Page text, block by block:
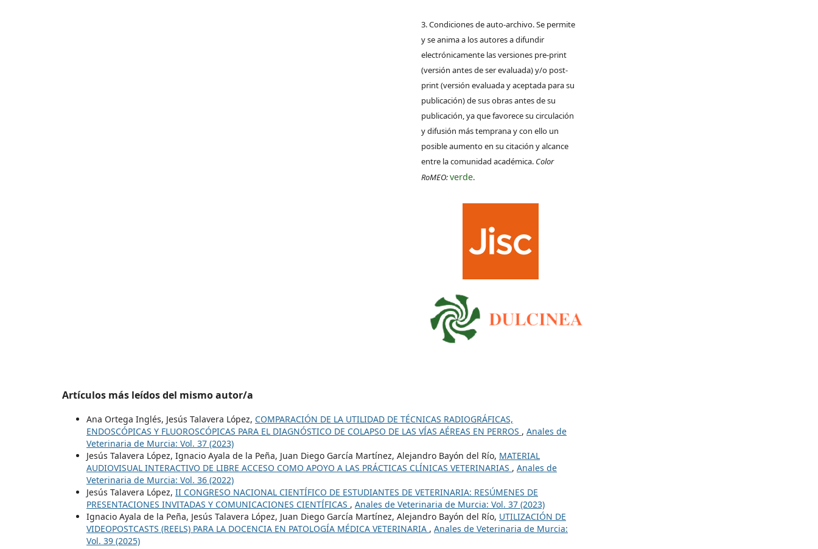
3. Condiciones de auto-archivo. Se permite
y se anima a los autores a difundir
electrónicamente las versiones pre-print
(versión antes de ser evaluada) y/o post-
print (versión evaluada y aceptada para su
publicación) de sus obras antes de su
publicación, ya que favorece su circulación
y difusión más temprana y con ello un
posible aumento en su citación y alcance
entre la comunidad académica. Color
RoMEO:verde.
Artículos más leídos del mismo autor/a
Ana Ortega Inglés, Jesús Talavera López, COMPARACIÓN DE LA UTILIDAD DE TÉCNICAS RADIOGRÁFICAS,
ENDOSCÓPICAS Y FLUOROSCÓPICAS PARA EL DIAGNÓSTICO DE COLAPSO DE LAS VÍAS AÉREAS EN PERROS , Anales de
Veterinaria de Murcia: Vol. 37 (2023)
Jesús Talavera López, Ignacio Ayala de la Peña, Juan Diego García Martínez, Alejandro Bayón del Río, MATERIAL
AUDIOVISUAL INTERACTIVO DE LIBRE ACCESO COMO APOYO A LAS PRÁCTICAS CLÍNICAS VETERINARIAS , Anales de
Veterinaria de Murcia: Vol. 36 (2022)
Jesús Talavera López, II CONGRESO NACIONAL CIENTÍFICO DE ESTUDIANTES DE VETERINARIA: RESÚMENES DE
PRESENTACIONES INVITADAS Y COMUNICACIONES CIENTÍFICAS , Anales de Veterinaria de Murcia: Vol. 37 (2023)
Ignacio Ayala de la Peña, Jesús Talavera López, Juan Diego García Martínez, Alejandro Bayón del Río, UTILIZACIÓN DE
VIDEOPOSTCASTS (REELS) PARA LA DOCENCIA EN PATOLOGÍA MÉDICA VETERINARIA , Anales de Veterinaria de Murcia:
Vol. 39 (2025)